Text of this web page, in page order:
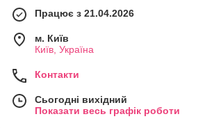
Працює з 21.04.2026
м. Київ
Київ, Україна
Контакти
Сьогодні вихідний
Показати весь графік роботи